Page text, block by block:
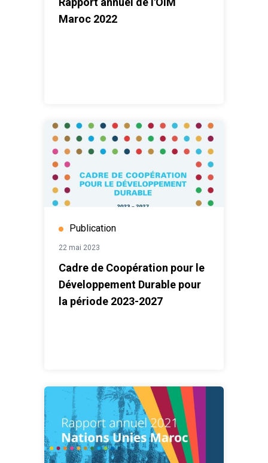
Maroc 2022
Publication
22 mai 2023
Cadre de Coopération pour le
Développement Durable pour
la période 2023-2027